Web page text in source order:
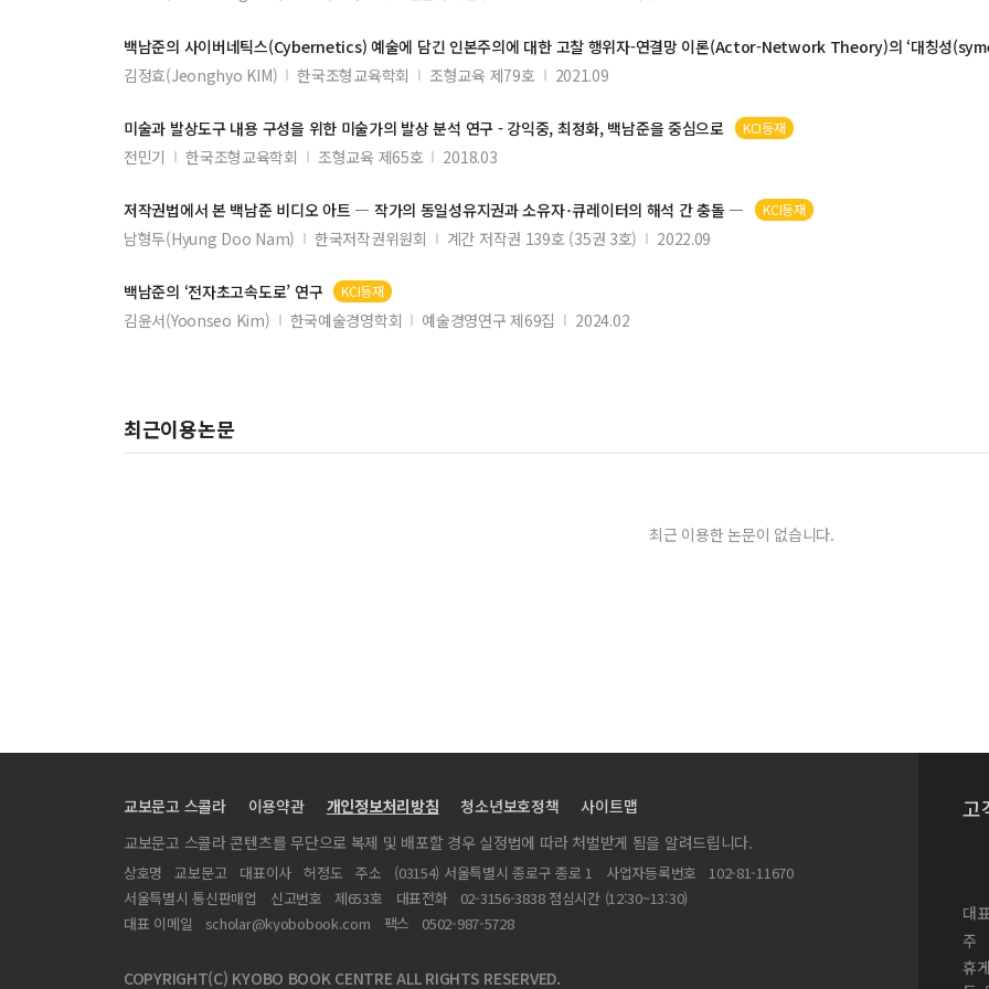
백남준의 사이버네틱스(Cybernetics) 예술에 담긴 인본주의에 대한 고찰 행위자-연결망 이론(Actor-Network Theory)의 ‘대칭성
김정효(Jeonghyo KIM) 한국조형교육학회 조형교육 제79호 2021.09
미술과 발상도구 내용 구성을 위한 미술가의 발상 분석 연구 - 강익중, 최정화, 백남준을 중심으로 KCI등재
전민기 한국조형교육학회 조형교육 제65호 2018.03
저작권법에서 본 백남준비디오 아트 ― 작가의 동일성유지권과 소유자･큐레이터의 해석 간 충돌 ― KCI등재
남형두(Hyung Doo Nam) 한국저작권위원회 계간 저작권 139호 (35권 3호) 2022.09
백남준의 ‘전자초고속도로’ 연구 KCI등재
김윤서(Yoonseo Kim) 한국예술경영학회 예술경영연구 제69집 2024.02
최근이용논문
최근 이용한 논문이 없습니다.
교보문고 스콜라 이용약관 개인정보처리방침 청소년보호정책
사이트맵
교보문고 스콜라 콘텐츠를 무단으로 복제 및 배포할 경우 실정법에 따라 처벌받게 됨을 알려드립니다.
상호명 교보문고 대표이사 허정도 주소 (03154) 서울특별시 종로구 종로 1 사업자등록번호
102-81-11670
서울특별시 통신판매업
신고번호 제653호 대표전화
02-3156-3838 점심시간 (12:30~13:30)
대표 이메일
scholar@kyobobook.com 팩스 0502-987-5728
COPYRIGHT(C) KYOBO BOOK CENTRE ALL RIGHTS RESERVED.
고
대
주
휴